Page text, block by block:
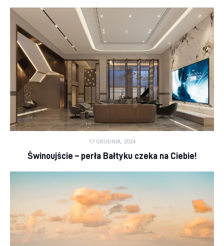
17 GRUDNIA, 2024
Świnoujście – perła Bałtyku czeka na Ciebie!